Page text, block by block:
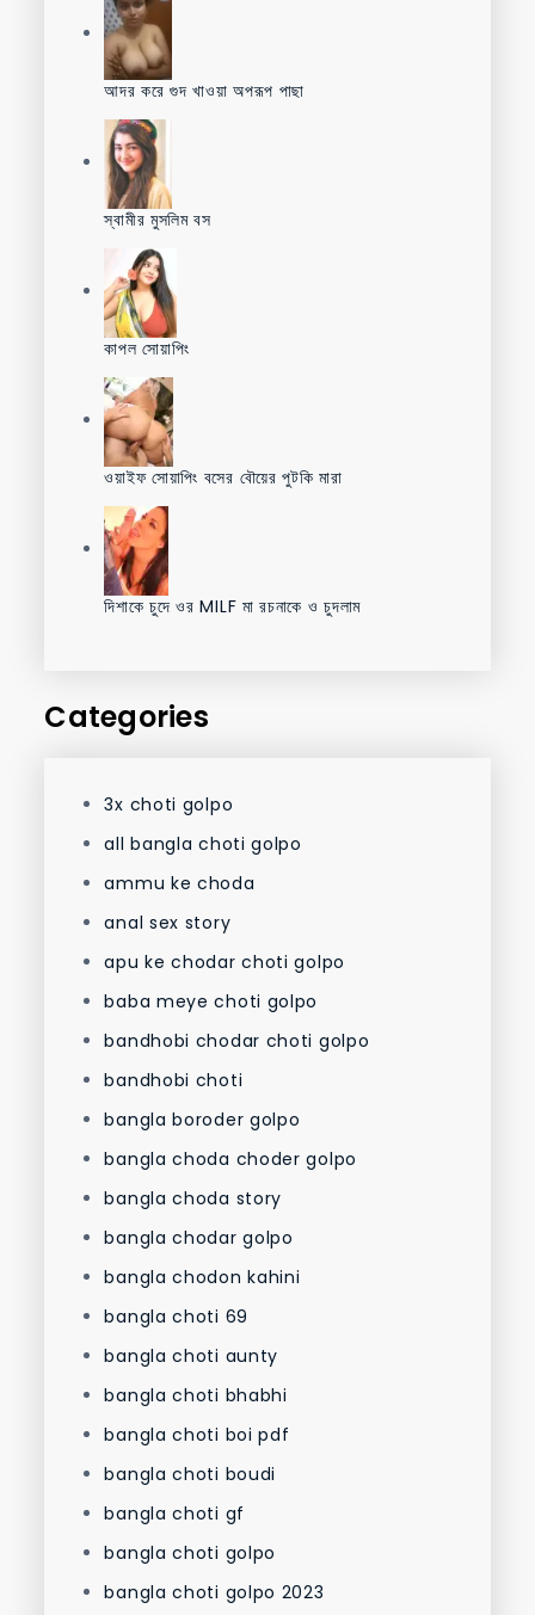
আদর করে গুদ খাওয়া অপরূপ পাছা
স্বামীর মুসলিম বস
কাপল সোয়াপিং
ওয়াইফ সোয়াপিং বসের বৌয়ের পুটকি মারা
দিশাকে চুদে ওর MILF মা রচনাকে ও চুদলাম
Categories
3x choti golpo
all bangla choti golpo
ammu ke choda
anal sex story
apu ke chodar choti golpo
baba meye choti golpo
bandhobi chodar choti golpo
bandhobi choti
bangla boroder golpo
bangla choda choder golpo
bangla choda story
bangla chodar golpo
bangla chodon kahini
bangla choti 69
bangla choti aunty
bangla choti bhabhi
bangla choti boi pdf
bangla choti boudi
bangla choti gf
bangla choti golpo
bangla choti golpo 2023